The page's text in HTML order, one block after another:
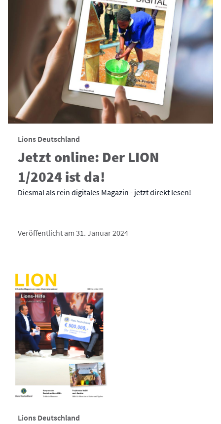
Lions Deutschland
Jetzt online: Der LION
1/2024 ist da!
Diesmal als rein digitales Magazin - jetzt direkt lesen!
Veröffentlicht am 31. Januar 2024
Lions Deutschland